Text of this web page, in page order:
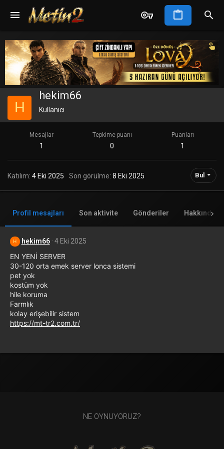
H
hekim66
Kullanıcı
Mesajlar
1
Tepkime puanı
0
Puanları
1
Katılım 4 Eki 2025 Son görülme 8 Eki 2025 Bul
Profil mesajları Son aktivite Gönderiler Hakkında
H hekim66 4 Eki 2025
EN YENİ SERVER
30-120 orta emek server lonca sistemi
pet yok
kostüm yok
hile koruma
Farmlık
kolay erişebilir sistem
https://mt-tr2.com.tr/
NE OYNUYORUZ?